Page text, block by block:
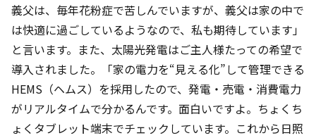
義父は、毎年花粉症で苦しんでいますが、義父は家の中で
は快適に過ごしているようなので、私も期待しています」
と言います。また、太陽光発電はご主人様たっての希望で
導入されました。「家の電力を“見える化”して管理できる
HEMS（ヘムス）を採用したので、発電・売電・消費電力
がリアルタイムで分かるんです。面白いですよ。ちょくち
ょくタブレット端末でチェックしています。これから日照